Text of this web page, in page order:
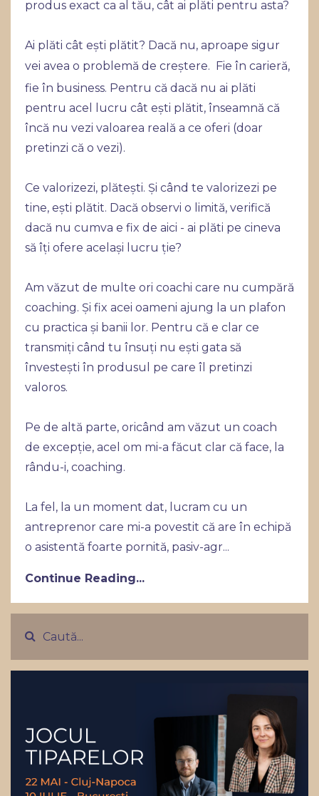
produs exact ca al tău, cât ai plăti pentru asta?
Ai plăti cât ești plătit? Dacă nu, aproape sigur
vei avea o problemă de creștere. Fie în carieră,
fie în business. Pentru că dacă nu ai plăti
pentru acel lucru cât ești plătit, înseamnă că
încă nu vezi valoarea reală a ce oferi (doar
pretinzi că o vezi).
Ce valorizezi, plătești. Și când te valorizezi pe
tine, ești plătit. Dacă observi o limită, verifică
dacă nu cumva e fix de aici - ai plăti pe cineva
să îți ofere același lucru ție?
Am văzut de multe ori coachi care nu cumpără
coaching. Și fix acei oameni ajung la un plafon
cu practica și banii lor. Pentru că e clar ce
transmiți când tu însuți nu ești gata să
învestești în produsul pe care îl pretinzi
valoros.
Pe de altă parte, oricând am văzut un coach
de excepție, acel om mi-a făcut clar că face, la
rându-i, coaching.
La fel, la un moment dat, lucram cu un
antreprenor care mi-a povestit că are în echipă
o asistentă foarte pornită, pasiv-agr...
Continue Reading...